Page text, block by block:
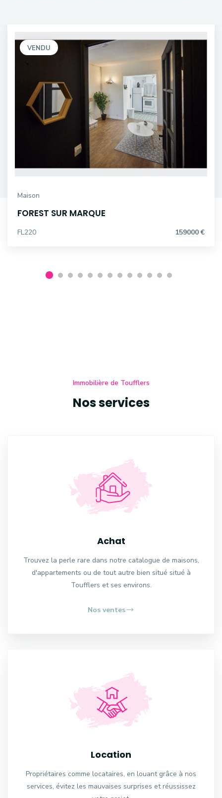
VENDU
Maison
FOREST SUR MARQUE
FL220 159000 €
Immobilière de Toufflers
Nos services
Achat
Trouvez la perle rare dans notre catalogue de maisons,
d'appartements ou de tout autre bien situé situé à
Toufflers et ses environs.
Nos ventes
Location
Propriétaires comme locataires, en louant grâce à nos
services, évitez les mauvaises surprises et réussissez